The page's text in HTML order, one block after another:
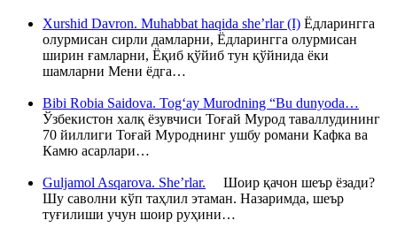
Xurshid Davron. Muhabbat haqida she’rlar (I) Ёдларингга
олурмисан сирли дамларни, Ёдларингга олурмисан
ширин ғамларни, Ёқиб қўйиб тун қўйнида ёки
шамларни Мени ёдга…
Bibi Robia Saidova. Tog‘ay Murodning “Bu dunyoda…
Ўзбекистон халқ ёзувчиси Тоғай Мурод таваллудининг
70 йиллиги Тоғай Муроднинг ушбу романи Кафка ва
Камю асарлари…
Guljamol Asqarova. She’rlar. Шоир қачон шеър ёзади?
Шу саволни кўп таҳлил этаман. Назаримда, шеър
туғилиши учун шоир руҳини…